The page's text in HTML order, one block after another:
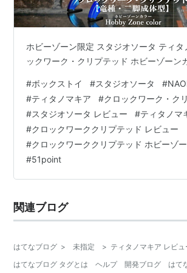
ホビーゾーン限定 スタジオソータ ティタ
ックワーク・クリプテッド ホビーゾーン
#ボックストイ #スタジオソータ #
#ティタノマキア #クロックワーク・ク
#スタジオソータ レビュー #ティタノマ
#クロックワーククリプテッド レビュー
#クロックワーククリプテッド ホビーゾ
#51point
関連ブログ
はてなブログ > 未指定 > ティタノマキア レビュ
はてなブログ タグとは
ヘルプ 開発ブログ はて